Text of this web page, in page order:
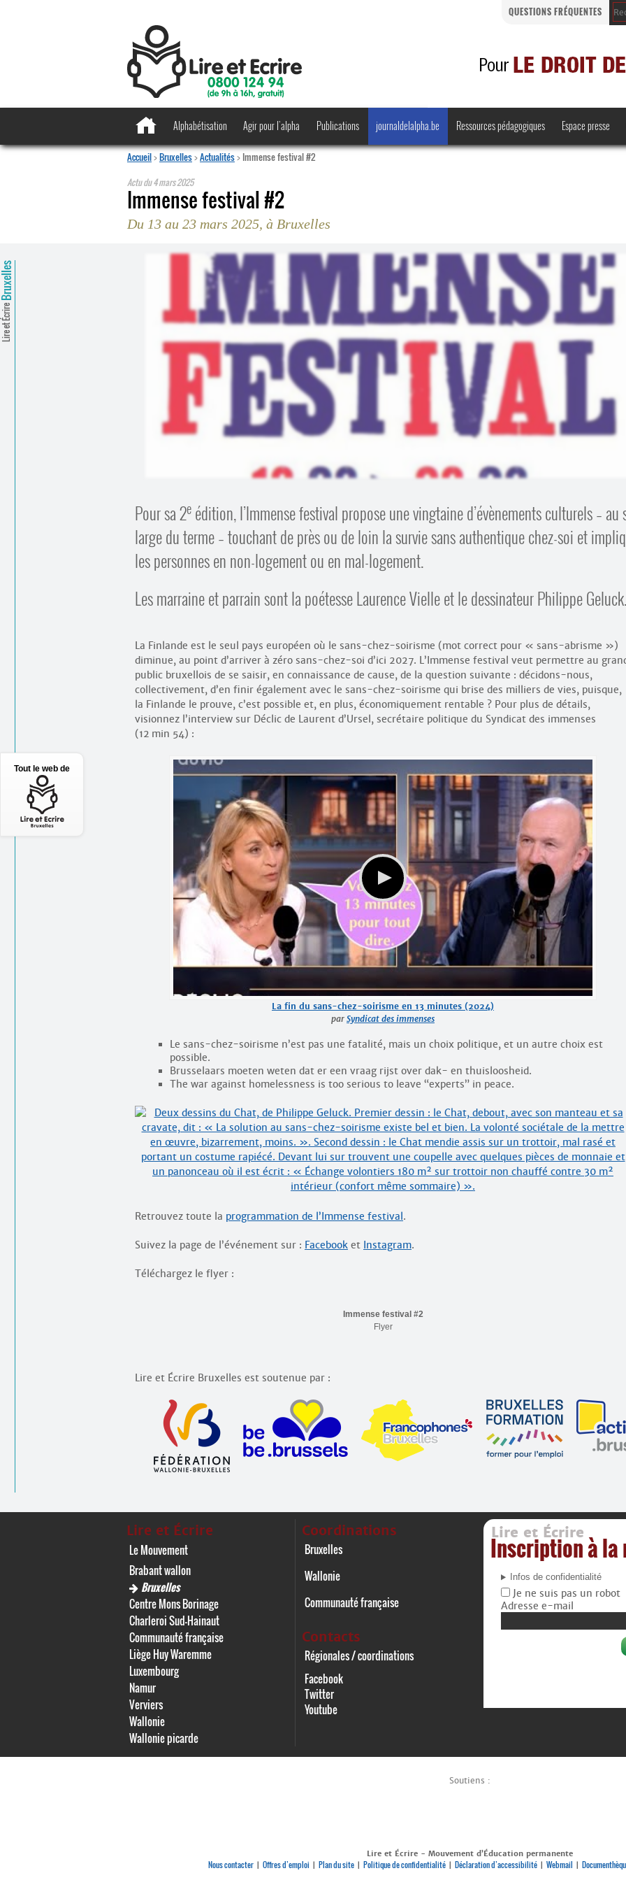
QUESTIONS FRÉQUENTES
Alphabétisation Agir pour l’alpha
Regards croisés
Publications
·
journaldelalpha.be Ressources pédagogiques
Bienvenue en Belgique
Espace presse
Accueil>Bruxelles>Actualités> Immense festival #2
Actu du4 mars 2025
Immense festival #2
Du 13 au 23 mars 2025, à Bruxelles
Lire et Écrire
Pour sa 2e édition, l’Immense festival propose une vingtaine d’évènements culturels – au
large du terme – touchant de près ou de loin la survie sans authentique chez-soi et
les personnes en non-logement ou en mal-logement.
Les marraine et parrain sont la poétesse Laurence Vielle et le dessinateur Philippe Geluck.
La Finlande est le seul pays européen où le sans-chez-soirisme (mot correct pour « sans-abrisme »)
diminue, au point d’arriver à zéro sans-chez-soi d’ici 2027. L’Immense festival veut permettre au
public bruxellois de se saisir, en connaissance de cause, de la question suivante : décidons-nous,
collectivement, d’en finir également avec le sans-chez-soirisme qui brise des milliers de vies, puisque,
la Finlande le prouve, c’est possible et, en plus, économiquement rentable ? Pour plus de détails,
visionnez l’interview sur Déclic de Laurent d’Ursel, secrétaire politique du Syndicat des immenses
(12 min 54) :
La fin du sans-chez-soirisme en 13 minutes (2024)
par Syndicat des immenses
Le sans-chez-soirisme n’est pas une fatalité, mais un choix politique, et un autre choix est
possible.
Brusselaars moeten weten dat er een vraag rijst over dak- en thuisloosheid.
The war against homelessness is too serious to leave “experts” in peace.
Retrouvez toute la programmation de l’Immense festival.
Suivez la page de l’événement sur : Facebook et Instagram.
Téléchargez le flyer :
Immense festival #2
Flyer
Lire et Écrire Bruxelles est soutenue par :
Lire et Écrire
Le Mouvement
Brabant wallon
Bruxelles
Centre Mons Borinage
Charleroi Sud-Hainaut
Communauté française
Liège Huy Waremme
Luxembourg
Namur
Verviers
Wallonie
Wallonie picarde
Coordinations
Bruxelles
Wallonie
Communauté française
Contacts
Régionales / coordinations
Facebook
Twitter
Youtube
Lire et Écrire
Inscription à la
Infos de confidentialité
Je ne suis pas un robot
Adresse e-mail
Soutiens :
Lire et Écrire - Mouvement d’Éducation permanente
Nous contacter | Offres d’emploi | Plan du site | Politique de confidentialité | Déclaration d’accessibilité | Webmail |
Tout le web de